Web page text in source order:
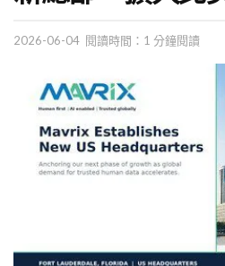
2026-06-04 閱讀時間：1 分鐘閱讀